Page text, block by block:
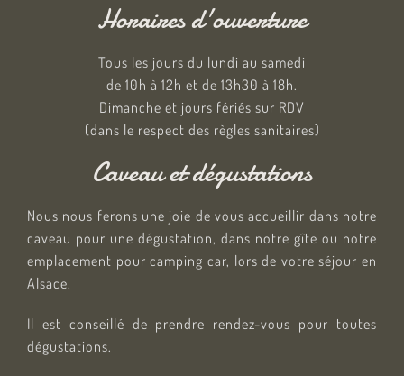
Horaires d'ouverture
Tous les jours du lundi au samedi
de 10h à 12h et de 13h30 à 18h.
Dimanche et jours fériés sur RDV
(dans le respect des règles sanitaires)
Caveau et dégustations
Nous nous ferons une joie de vous accueillir dans notre
caveau pour une dégustation, dans notre gîte ou notre
emplacement pour camping car, lors de votre séjour en
Alsace.
Il est conseillé de prendre rendez-vous pour toutes
dégustations.